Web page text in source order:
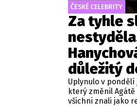
ČESKÉ CELEBRITY
Za tyhle
důležitý
Uplynulo v
který změnil
všichni znali jako